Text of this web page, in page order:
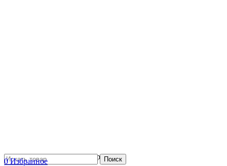
Сотрудничество с дизайнерамиПоиск
0Избранное